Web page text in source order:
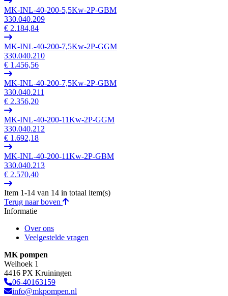
MK-INL-40-200-5,5Kw-2P-GBM
330.040.209
€ 2.184,84
MK-INL-40-200-7,5Kw-2P-GGM
330.040.210
€ 1.456,56
MK-INL-40-200-7,5Kw-2P-GBM
330.040.211
€ 2.356,20
MK-INL-40-200-11Kw-2P-GGM
330.040.212
€ 1.692,18
MK-INL-40-200-11Kw-2P-GBM
330.040.213
€ 2.570,40
Item 1-14 van 14 in totaal item(s)
Terug naar boven
Informatie
Over ons
Veelgestelde vragen
MK pompen
Weihoek 1
4416 PX Kruiningen
06-40163159
info@mkpompen.nl